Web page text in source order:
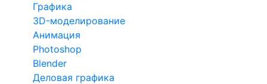
Графика
3D-моделирование
Анимация
Photoshop
Blender
Деловая графика